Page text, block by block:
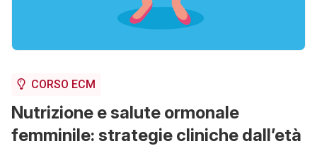
CORSO ECM
Nutrizione e salute ormonale
femminile: strategie cliniche dall’età